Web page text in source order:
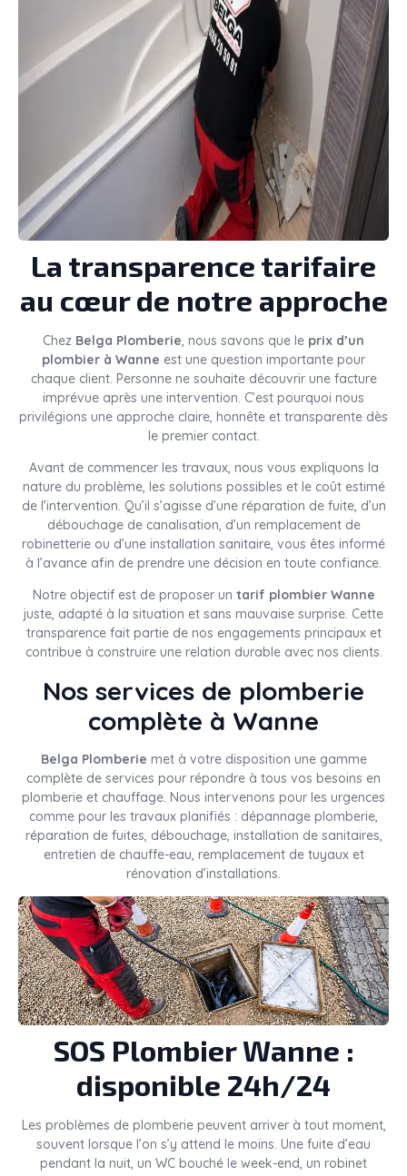
La transparence tarifaire
au cœur de notre approche
Chez Belga Plomberie, nous savons que le prix d’un
plombier à Wanne est une question importante pour
chaque client. Personne ne souhaite découvrir une facture
imprévue après une intervention. C’est pourquoi nous
privilégions une approche claire, honnête et transparente dès
le premier contact.
Avant de commencer les travaux, nous vous expliquons la
nature du problème, les solutions possibles et le coût estimé
de l’intervention. Qu’il s’agisse d’une réparation de fuite, d’un
débouchage de canalisation, d’un remplacement de
robinetterie ou d’une installation sanitaire, vous êtes informé
à l’avance afin de prendre une décision en toute confiance.
Notre objectif est de proposer un tarif plombier Wanne
juste, adapté à la situation et sans mauvaise surprise. Cette
transparence fait partie de nos engagements principaux et
contribue à construire une relation durable avec nos clients.
Nos services de plomberie
complète à Wanne
Belga Plomberie met à votre disposition une gamme
complète de services pour répondre à tous vos besoins en
plomberie et chauffage. Nous intervenons pour les urgences
comme pour les travaux planifiés : dépannage plomberie,
réparation de fuites, débouchage, installation de sanitaires,
entretien de chauffe-eau, remplacement de tuyaux et
rénovation d’installations.
SOS Plombier Wanne :
disponible 24h/24
Les problèmes de plomberie peuvent arriver à tout moment,
souvent lorsque l’on s’y attend le moins. Une fuite d’eau
pendant la nuit, un WC bouché le week-end, un robinet